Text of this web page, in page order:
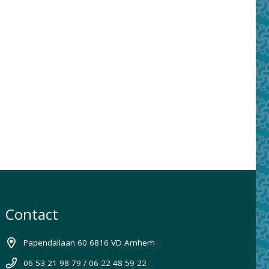
Contact
Papendallaan 60 6816 VD Arnhem
06 53 21 98 79 / 06 22 48 59 22